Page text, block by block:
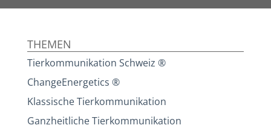
THEMEN
Tierkommunikation Schweiz ®
ChangeEnergetics ®
Klassische Tierkommunikation
Ganzheitliche Tierkommunikation